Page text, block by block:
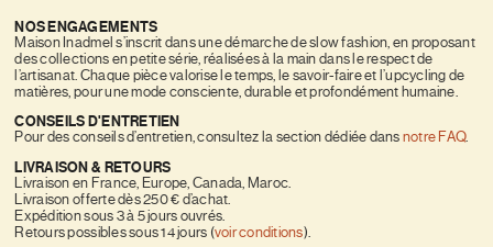
NOS ENGAGEMENTS
Maison Inadmel s’inscrit dans une démarche de slow fashion, en proposant
des collections en petite série, réalisées à la main dans le respect de
l’artisanat. Chaque pièce valorise le temps, le savoir-faire et l’upcycling de
matières, pour une mode consciente, durable et profondément humaine.
CONSEILS D'ENTRETIEN
Pour des conseils d’entretien, consultez la section dédiée dans notre FAQ.
LIVRAISON & RETOURS
Livraison en France, Europe, Canada, Maroc.
Livraison offerte dès 250 € d’achat.
Expédition sous 3 à 5 jours ouvrés.
Retours possibles sous 14 jours (voir conditions).